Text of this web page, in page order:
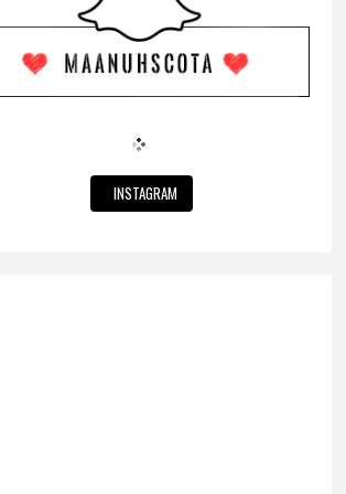
INSTAGRAM